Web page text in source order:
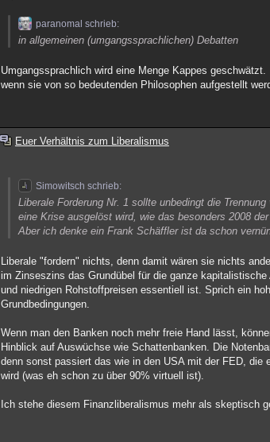
paranomal schrieb:
in allgemeinen (umgangssprachlichen) Debatten
Umgangssprachlich wird eine Menge Kappes geschwätzt.
wenn sie von so bedeutenden Philosophen aufgestellt
Euer Verhältnis zum Liberalismus
Simowitsch schrieb:
Liberale Forderung Nr. 1 sollte unbedingt die
eine Krise ausgelöst wird, wie das besonders 2008
Aber ich denke ein Frank Schäffler ist da schon
Liberale "fordern" nichts, denn damit wären sie nichts
im Zinseszins das Grundübel für die ganze
und niedrigen Rohstoffpreisen essentiell ist. Sprich ein
Grundbedingungen.
Wenn man den Banken noch mehr freie Hand lässt,
Hinblick auf Auswüchse wie Schattenbanken. Die
denn sonst passiert das wie in den USA mit der FED,
wird (was eh schon zu über 90% virtuell ist).
Ich stehe diesem Finanzliberalismus mehr als skeptisch